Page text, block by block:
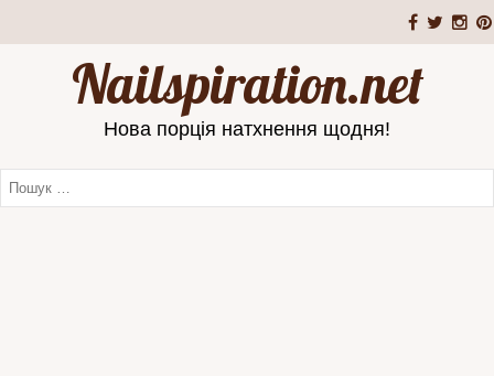
Nailspiration.net
Нова порція натхнення щодня!